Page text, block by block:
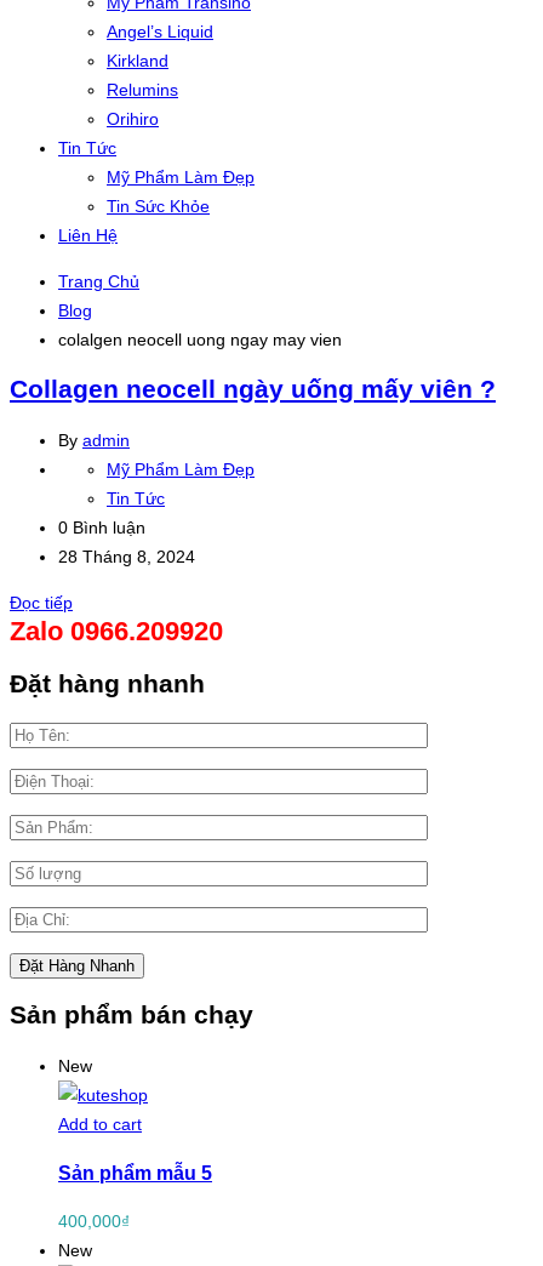
Angel’s Liquid
Kirkland
Relumins
Orihiro
Tin Tức
Mỹ Phẩm Làm Đẹp
Tin Sức Khỏe
Liên Hệ
Trang Chủ
Blog
colalgen neocell uong ngay may vien
Collagen neocell ngày uống mấy viên ?
By admin
Mỹ Phẩm Làm Đẹp
Tin Tức
0 Bình luận
28 Tháng 8, 2024
Đọc tiếp
Zalo 0966.209920
Đặt hàng nhanh
Sản phẩm bán chạy
New
Add to cart
Sản phẩm mẫu 5
400,000₫
New